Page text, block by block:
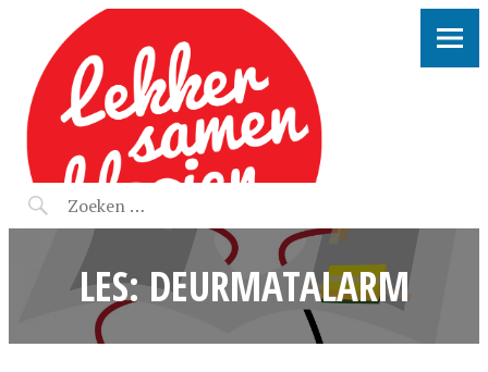
LEKKER SAMEN KLOOIEN
LES: DEURMATALARM